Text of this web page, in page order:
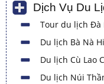
Dịch Vụ Du
Tour du lịch Đà
Du lịch Bà Nà
Du lịch Cù Lao
Du lịch Núi